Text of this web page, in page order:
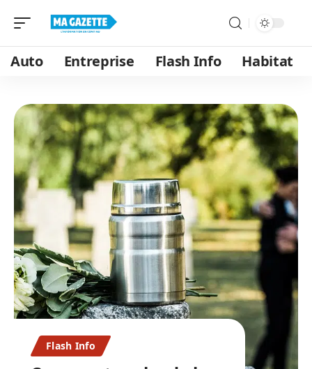
Auto Entreprise Flash Info Habitat
Flash Info